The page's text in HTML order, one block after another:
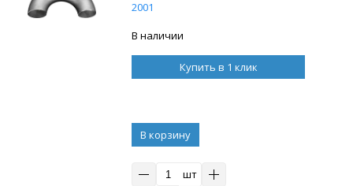
2001
В наличии
Купить в 1 клик
В корзину
шт